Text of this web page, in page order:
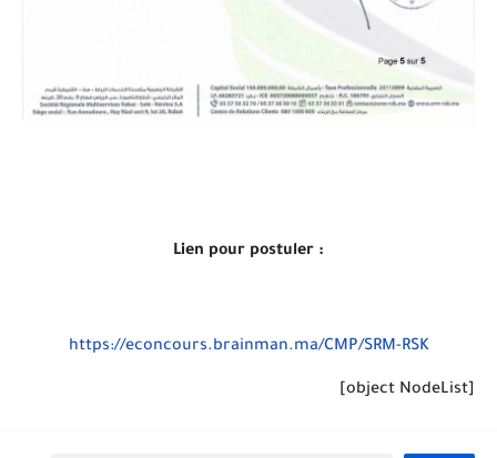
Lien pour postuler :
https://econcours.brainman.ma/CMP/SRM-RSK
[object NodeList]